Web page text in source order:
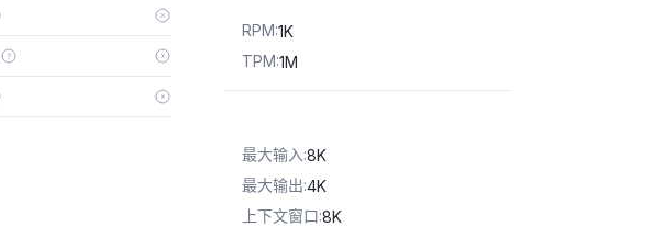
RPM:1K
TPM:1M
最大输入:8K
最大输出:4K
上下文窗口:8K